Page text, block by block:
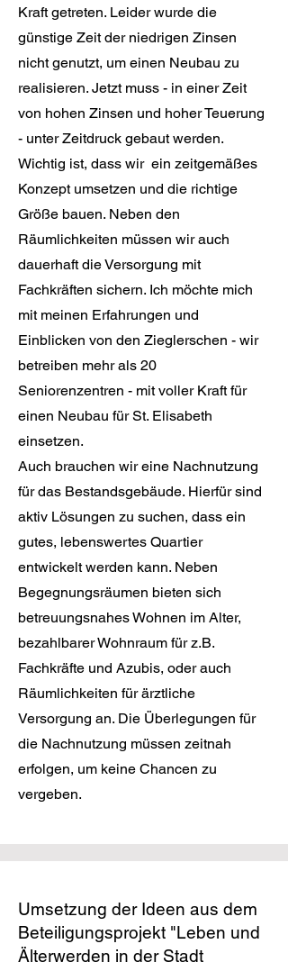
Kraft getreten. Leider wurde die
günstige Zeit der niedrigen Zinsen
nicht genutzt, um einen Neubau zu
realisieren. Jetzt muss - in einer Zeit
von hohen Zinsen und hoher Teuerung
- unter Zeitdruck gebaut werden.
Wichtig ist, dass wir ein zeitgemäßes
Konzept umsetzen und die richtige
Größe bauen. Neben den
Räumlichkeiten müssen wir auch
dauerhaft die Versorgung mit
Fachkräften sichern. Ich möchte mich
mit meinen Erfahrungen und
Einblicken von den Zieglerschen - wir
betreiben mehr als 20
Seniorenzentren - mit voller Kraft für
einen Neubau für St. Elisabeth
einsetzen.
Auch brauchen wir eine Nachnutzung
für das Bestandsgebäude. Hierfür sind
aktiv Lösungen zu suchen, dass ein
gutes, lebenswertes Quartier
entwickelt werden kann. Neben
Begegnungsräumen bieten sich
betreuungsnahes Wohnen im Alter,
bezahlbarer Wohnraum für z.B.
Fachkräfte und Azubis, oder auch
Räumlichkeiten für ärztliche
Versorgung an. Die Überlegungen für
die Nachnutzung müssen zeitnah
erfolgen, um keine Chancen zu
vergeben.
Umsetzung der Ideen aus dem
Beteiligungsprojekt "Leben und
Älterwerden in der Stadt